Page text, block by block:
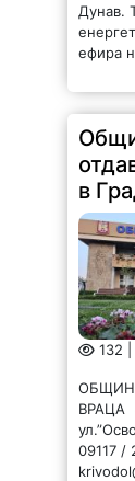
Дунав.
ефира
в
132
ВРАЦА
09117